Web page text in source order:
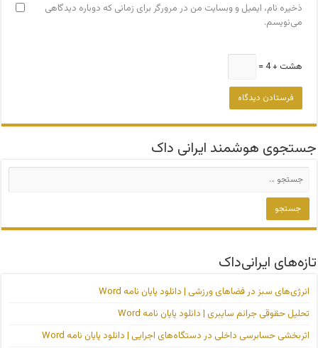
ذخیره نام، ایمیل و وبسایت من در مرورگر برای زمانی که دوباره دیدگاهی
می‌نویسم.
هشت + 4 =
جستجوی هوشمند ایرانی داک
تازه‌های ایرانی‌داک
انرژی‌های سبز در فضاهای ورزشی | دانلود پایان نامه Word
تحلیل حقوقی جرائم سایبری | دانلود پایان نامه Word
اثربخشی حسابرسی داخلی در دستگاه‌های اجرایی | دانلود پایان نامه Word